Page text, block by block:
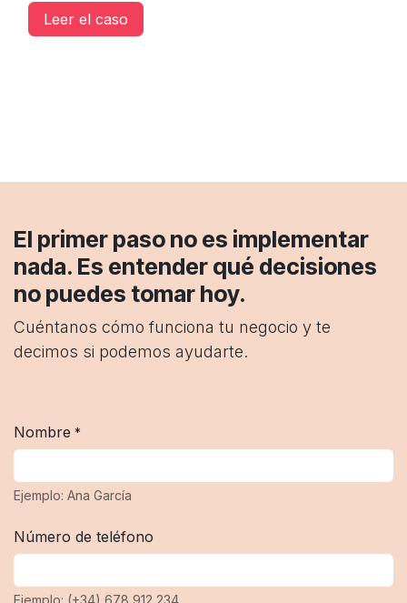
Leer el caso
El primer paso no es implementar
nada. Es entender qué decisiones
no puedes tomar hoy.
Cuéntanos cómo funciona tu negocio y te
decimos si podemos ayudarte.
Nombre *
Ejemplo: Ana García
Número de teléfono
Ejemplo: (+34) 678 912 234